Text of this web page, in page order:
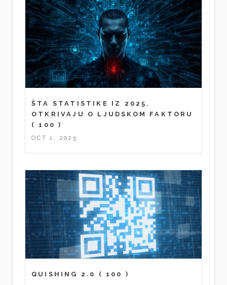
ŠTA STATISTIKE IZ 2025.
OTKRIVAJU O LJUDSKOM FAKTORU
( 100 )
OCT 1, 2025
QUISHING 2.0 ( 100 )